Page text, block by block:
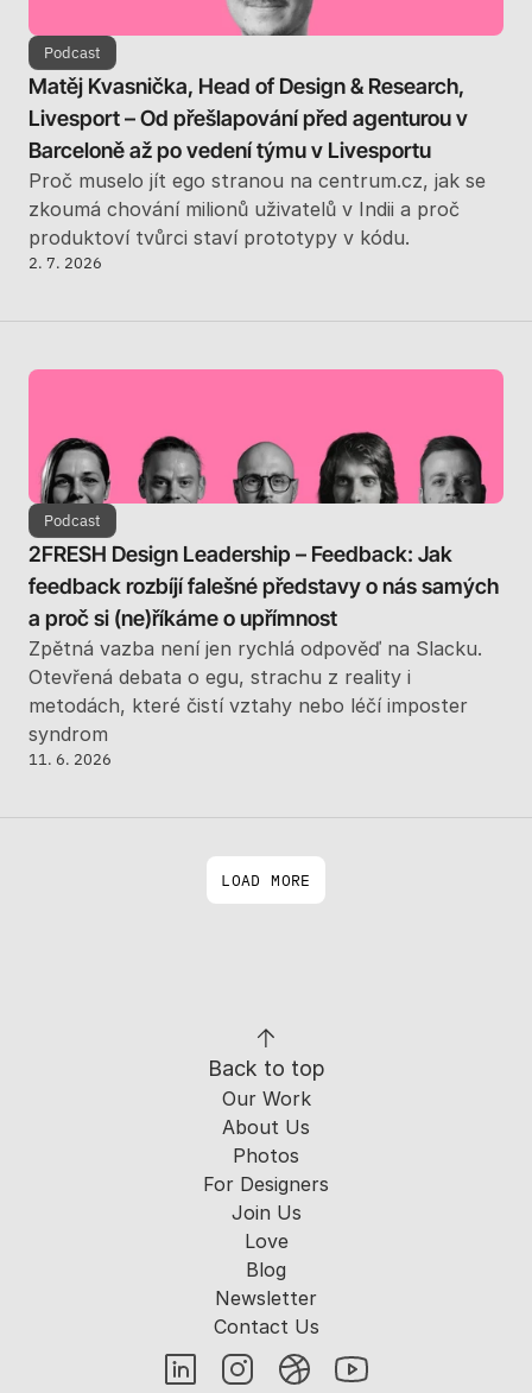
Podcast
Matěj Kvasnička, Head of Design & Research,
Livesport – Od přešlapování před agenturou v
Barceloně až po vedení týmu v Livesportu
Proč muselo jít ego stranou na centrum.cz, jak se
zkoumá chování milionů uživatelů v Indii a proč
produktoví tvůrci staví prototypy v kódu.
2. 7. 2026
Podcast
2FRESH Design Leadership – Feedback: Jak
feedback rozbíjí falešné představy o nás samých
a proč si (ne)říkáme o upřímnost
Zpětná vazba není jen rychlá odpověď na Slacku.
Otevřená debata o egu, strachu z reality i
metodách, které čistí vztahy nebo léčí imposter
syndrom
11. 6. 2026
LOAD MORE
Back to top
Our Work
About Us
Photos
For Designers
Join Us
Love
Blog
Newsletter
Contact Us